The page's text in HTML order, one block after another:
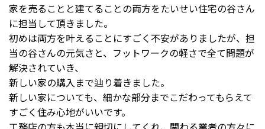
家を売ることと建てることの両方をたいせい住宅の谷さん
に担当して頂きました。
初めは両方を叶えることにすごく不安がありましたが、担
当の谷さんの元気さと、フットワークの軽さで全て問題が
解決されていき、
新しい家の購入まで辿り着きました。
新しい家についても、細かな部分までこだわってもらえて
すごく住み心地がいいです。